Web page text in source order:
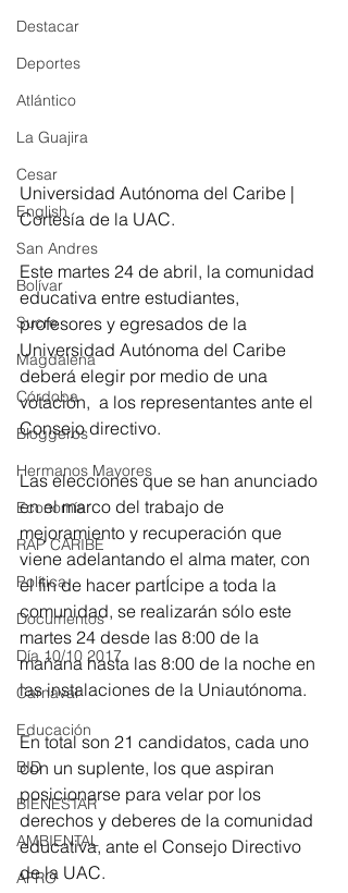
Destacar
Deportes
Atlántico
La Guajira
Cesar
English
San Andres
Bolívar
Sucre
Magdalena
Córdoba
Bloggeros
Hermanos Mayores
Economía
RAP CARIBE
Política
Documentos
Día 10/10 2017
Carnaval
Educación
BID
BIENESTAR
AMBIENTAL
AFRO
Universidad Autónoma del Caribe |
Cortesía de la UAC.
Este martes 24 de abril, la comunidad
educativa entre estudiantes,
profesores y egresados de la
Universidad Autónoma del Caribe
deberá elegir por medio de una
votación,  a los representantes ante el
Consejo directivo.
Las elecciones que se han anunciado
en el marco del trabajo de
mejoramiento y recuperación que
viene adelantando el alma mater, con
el fin de hacer partÍcipe a toda la
comunidad, se realizarán sólo este
martes 24 desde las 8:00 de la
mañana hasta las 8:00 de la noche en
las instalaciones de la Uniautónoma.
En total son 21 candidatos, cada uno
con un suplente, los que aspiran
posicionarse para velar por los
derechos y deberes de la comunidad
educativa, ante el Consejo Directivo
de la UAC.